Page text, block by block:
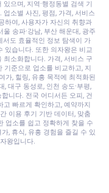
으며, 지역·행정동별 검색 기
소별 사진, 평점, 가격, 서비스
하여, 사용자가 자신의 취향과
송파·강남, 부산 해운대, 광주
서도 효율적인 정보 탐색이 가
있습니다. 또한 의자왕은 비교
소화합니다. 가격, 서비스 구
기준으로 업소를 비교하고, 지
가, 힐링, 유흥 목적에 최적화된
, 대구 동성로, 인천 송도·부평,
니다. 전국 어디서든 오피, 건
빠르게 확인하고, 예약까지
이용 후기 기반 데이터, 맞춤
업소를 쉽고 정확하게 찾을 수
, 휴식, 유흥 경험을 즐길 수 있
왕입니다.